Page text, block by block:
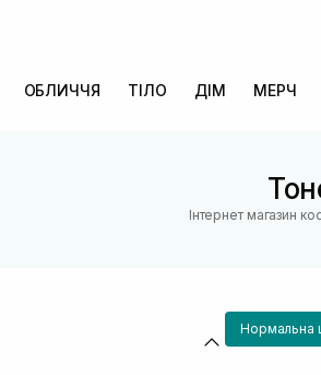
ОБЛИЧЧЯ ТІЛО ДІМ МЕРЧ
Інтернет магазин
Нормальна